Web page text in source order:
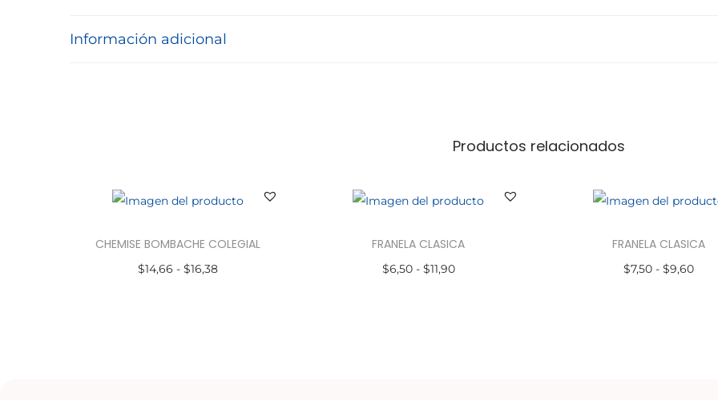
Información adicional
Productos relacionados
CHEMISE BOMBACHE COLEGIAL
$14,66 - $16,38
FRANELA CLASICA
$6,50 - $11,90
FRANELA CLASICA
$7,50 - $9,60